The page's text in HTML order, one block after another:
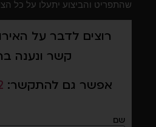
שהתפריט והביצוע יתעלו על כל
רוצים לדבר על
קשר ונענה
אפשר גם להתקשר:
שם